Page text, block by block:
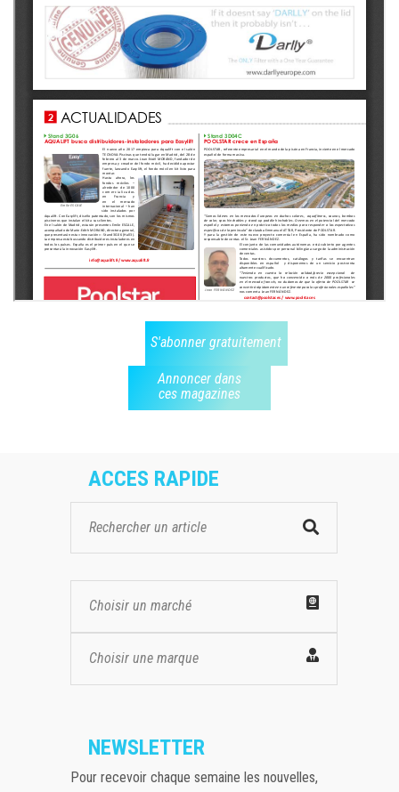
S'abonner gratuitement
Annoncer dans
ces magazines
ACCES RAPIDE
Choisir un marché
Choisir une marque
NEWSLETTER
Pour recevoir chaque semaine les nouvelles,